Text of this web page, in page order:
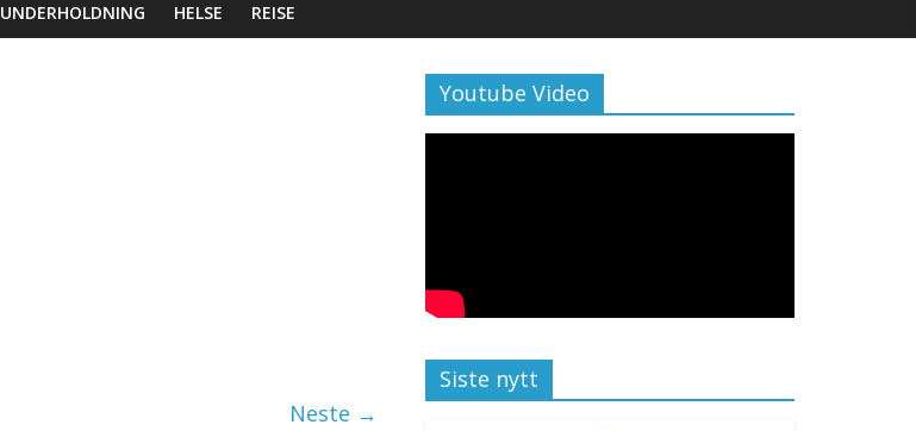
UNDERHOLDNING HELSE REISE
Neste →
Youtube Video
Siste nytt